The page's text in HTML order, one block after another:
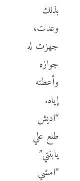
بذلك
وعدت،
جهزت له
جوازه
وأعطته
إياه.
“اديش
طلع علي
يابنتي”
“امشي